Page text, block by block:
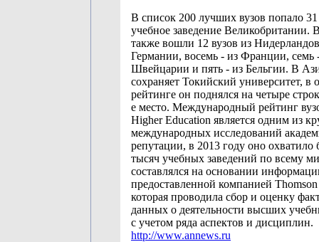
В список 200 лучших вузов попало
учебное заведение Великобритании.
также вошли 12 вузов из
Германии, восемь - из Франции, семь
Швейцарии и пять - из Бельгии. В
сохраняет Токийский университет, в
рейтинге он поднялся на четыре
е место. Международный рейтинг
Higher Education является одним из
международных исследований
репутации, в 2013 году оно охватило
тысяч учебных заведений по всему
составлялся на основании
предоставленной компанией Thomson
которая проводила сбор и оценку
данных о деятельности высших
с учетом ряда аспектов и дисциплин.
http://www.annews.ru